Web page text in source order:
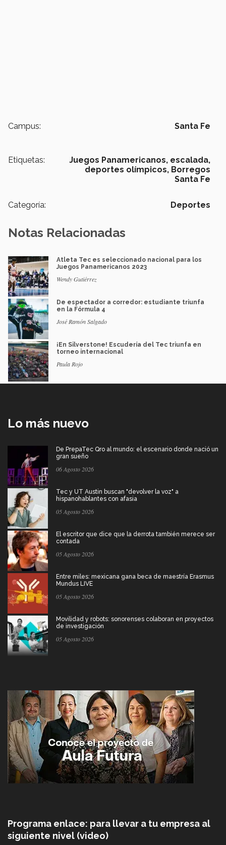
Campus: Santa Fe
Etiquetas: Juegos Panamericanos, escalada,
deportes olímpicos, Borregos
Santa Fe
Categoría: Deportes
Notas Relacionadas
Atleta Tec es seleccionado nacional para los
Juegos Panamericanos 2023
Wendy Gutiérrez
De espectador a corredor: estudiante triunfa
en la Fórmula 4
José Ramón Salgado
¡En Silverstone! Escudería del Tec triunfa en
torneo internacional
Paula Rojo
Lo más nuevo
De PrepaTec Qro al mundo: el escenario donde nació un
gran sueño
06 Agosto 2026
Tec y UT Austin buscan "devolver la voz" a
hispanohablantes con afasia
05 Agosto 2026
El escritor que dice que la derrota también merece ser
contada
05 Agosto 2026
Entre miles: mexicana gana beca de maestría Erasmus
Mundus LIVE
05 Agosto 2026
Movilidad y robots: sonorenses colaboran en proyectos
de investigación
05 Agosto 2026
Programa enlace: para llevar a tu empresa al
siguiente nivel (video)